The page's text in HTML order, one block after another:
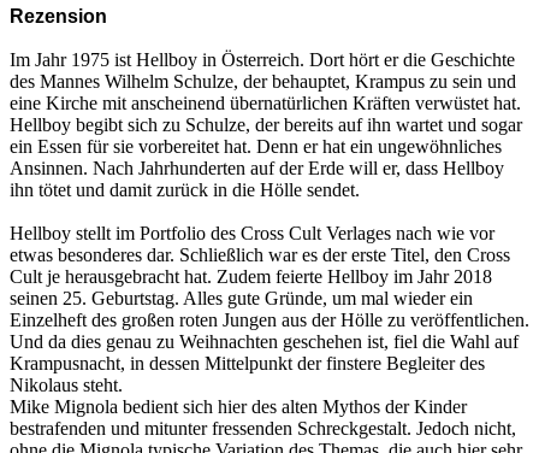
Rezension
Im Jahr 1975 ist Hellboy in Österreich. Dort hört er die Geschichte
des Mannes Wilhelm Schulze, der behauptet, Krampus zu sein und
eine Kirche mit anscheinend übernatürlichen Kräften verwüstet hat.
Hellboy begibt sich zu Schulze, der bereits auf ihn wartet und sogar
ein Essen für sie vorbereitet hat. Denn er hat ein ungewöhnliches
Ansinnen. Nach Jahrhunderten auf der Erde will er, dass Hellboy
ihn tötet und damit zurück in die Hölle sendet.
Hellboy stellt im Portfolio des Cross Cult Verlages nach wie vor
etwas besonderes dar. Schließlich war es der erste Titel, den Cross
Cult je herausgebracht hat. Zudem feierte Hellboy im Jahr 2018
seinen 25. Geburtstag. Alles gute Gründe, um mal wieder ein
Einzelheft des großen roten Jungen aus der Hölle zu veröffentlichen.
Und da dies genau zu Weihnachten geschehen ist, fiel die Wahl auf
Krampusnacht, in dessen Mittelpunkt der finstere Begleiter des
Nikolaus steht.
Mike Mignola bedient sich hier des alten Mythos der Kinder
bestrafenden und mitunter fressenden Schreckgestalt. Jedoch nicht,